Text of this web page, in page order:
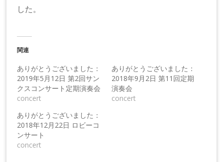
した。
関連
ありがとうございました：
2019年5月12日 第2回サン
クスコンサート定期演奏会
concert
ありがとうございました：
2018年9月2日 第11回定期
演奏会
concert
ありがとうございました：
2018年12月22日 ロビーコ
ンサート
concert